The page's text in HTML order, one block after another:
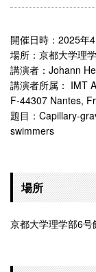
開催日時：2025年
場所：京都大学理
講演者：Johann
講演者所属： IMT
F-44307 Nantes,
題目：Capillary-
swimmers
場所
京都大学理学部6号